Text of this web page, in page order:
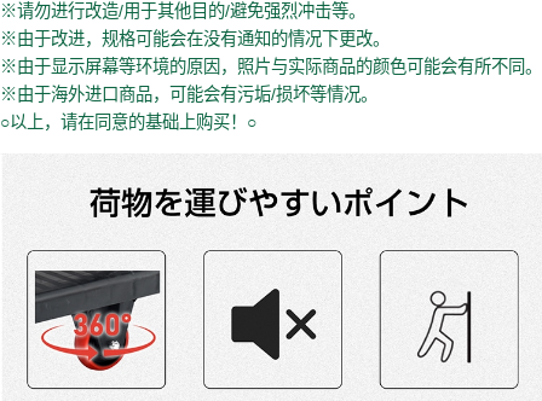
※请勿进行改造/用于其他目的/避免强烈冲击等。
※由于改进，规格可能会在没有通知的情况下更改。
※由于显示屏幕等环境的原因，照片与实际商品的颜色可能会有所不同。
※由于海外进口商品，可能会有污垢/损坏等情况。
○以上，请在同意的基础上购买！○